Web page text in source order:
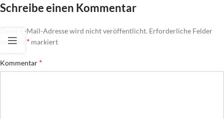
Schreibe einen Kommentar
Deine E-Mail-Adresse wird nicht veröffentlicht. Erforderliche Felder
sind mit * markiert
Kommentar *